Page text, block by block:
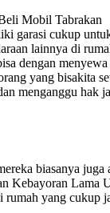
Mobil Tabrakan
garasi cukup
lainnya di
dengan menyewa
yang bisakita
menganggu hak
biasanya juga
Kebayoran Lama
rumah yang cukup